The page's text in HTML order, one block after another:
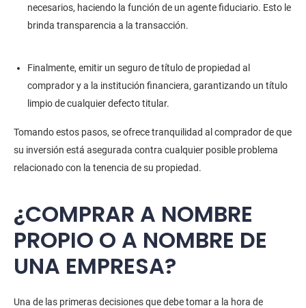
necesarios, haciendo la función de un agente fiduciario. Esto le
brinda transparencia a la transacción.
Finalmente, emitir un seguro de título de propiedad al
comprador y a la institución financiera, garantizando un título
limpio de cualquier defecto titular.
Tomando estos pasos, se ofrece tranquilidad al comprador de que
su inversión está asegurada contra cualquier posible problema
relacionado con la tenencia de su propiedad.
¿COMPRAR A NOMBRE
PROPIO O A NOMBRE DE
UNA EMPRESA?
Una de las primeras decisiones que debe tomar a la hora de